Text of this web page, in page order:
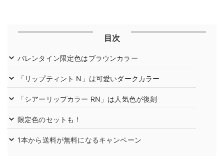
目次
バレンタイン限定色はブラウンカラー
「リップティント N」は可愛いダークカラー
「シアーリップカラー RN」は人気色が復刻
限定色のセットも！
1本から送料が無料になるキャンペーン